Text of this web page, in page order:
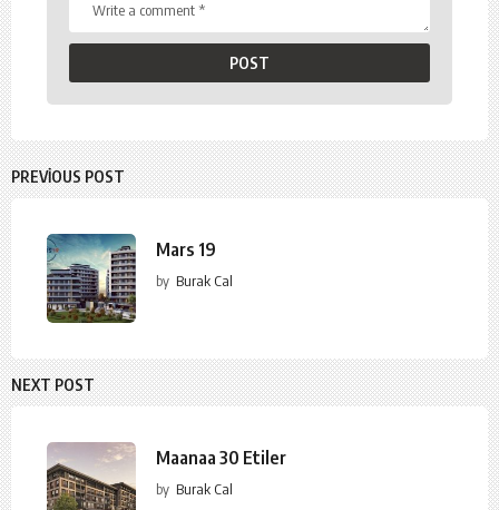
PREVIOUS POST
Mars 19
by Burak Cal
NEXT POST
Maanaa 30 Etiler
by Burak Cal